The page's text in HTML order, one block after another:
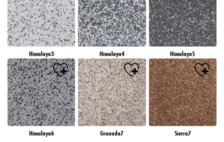
Himalaya3 Himalaya4 Himalaya5
Himalaya6 Granada7 Sierra7